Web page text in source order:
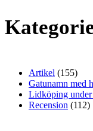
Artikel (155)
Gatunamn med
Lidköping under
Recension (112)